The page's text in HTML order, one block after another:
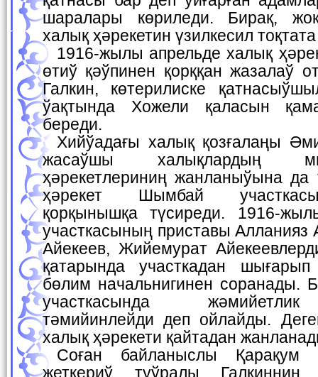
шаралары көриледи. Бирақ,
халық ҳәрекетин үзилкесил
1916-жылы апрельде халық ҳәрекетиниң ашық түрге
өтиў қәўпинен қорққан жазалаў
Галкин, көтерилиске
ўақтында Хожели қаласын
береди.
Хийўадағы халық қозғалаңы Әмиўдәрья бөлиминде
жасаўшы халықлардың
ҳәрекетлериниң жанланыўына
ҳәрекет Шымбай
қорқынышқа түсиреди. 1916-
участкасының приставы
Айекеев, Жийемурат
қатарында участкадан
бөлим начальнигинен соранады.
участкасында жәмийетлик
тәмийинлейди деп ойлайды.
халық ҳәрекети қайтадан
Соған байланыслы Қарақум ийшанды Хийўаға
жеткериў туўралы Галкинниң